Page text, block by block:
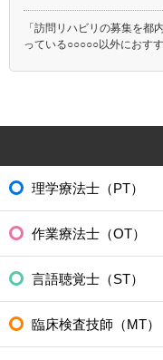
「訪問リハビリの募集を都
っている○○○○○以外におす
理学療法士（PT）
作業療法士（OT）
言語聴覚士（ST）
臨床検査技師（MT）